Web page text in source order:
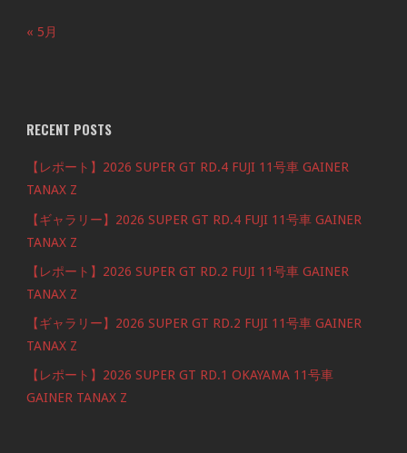
« 5月
RECENT POSTS
【レポート】2026 SUPER GT RD.4 FUJI 11号車 GAINER
TANAX Z
【ギャラリー】2026 SUPER GT RD.4 FUJI 11号車 GAINER
TANAX Z
【レポート】2026 SUPER GT RD.2 FUJI 11号車 GAINER
TANAX Z
【ギャラリー】2026 SUPER GT RD.2 FUJI 11号車 GAINER
TANAX Z
【レポート】2026 SUPER GT RD.1 OKAYAMA 11号車
GAINER TANAX Z